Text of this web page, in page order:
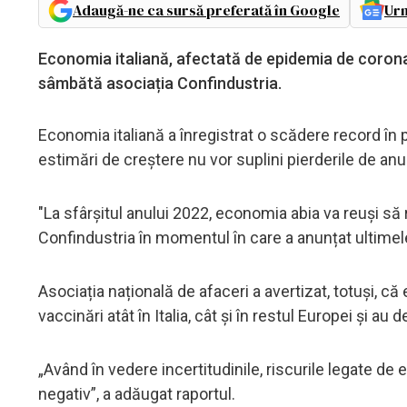
Adaugă-ne ca sursă preferată în Google
Economia italiană, afectată de epidemia de
sâmbătă asociația Confindustria.
Economia italiană a înregistrat o scădere record în
estimări de creștere nu vor suplini pierderile de
"La sfârșitul anului 2022, economia abia va reuși
Confindustria în momentul în care a anunțat
Asociația națională de afaceri a avertizat, totuși,
vaccinări atât în ​​Italia, cât și în restul Europei și au
„Având în vedere incertitudinile, riscurile legate
negativ”, a adăugat raportul.